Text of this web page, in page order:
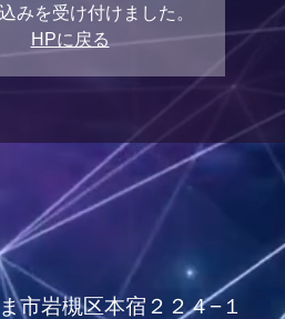
みを受け付けました。
HPに戻る
市岩槻区本宿２２４−１